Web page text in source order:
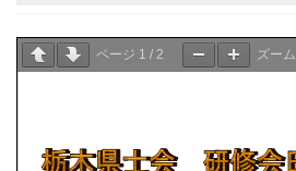
ページ 1 / 2 ズーム